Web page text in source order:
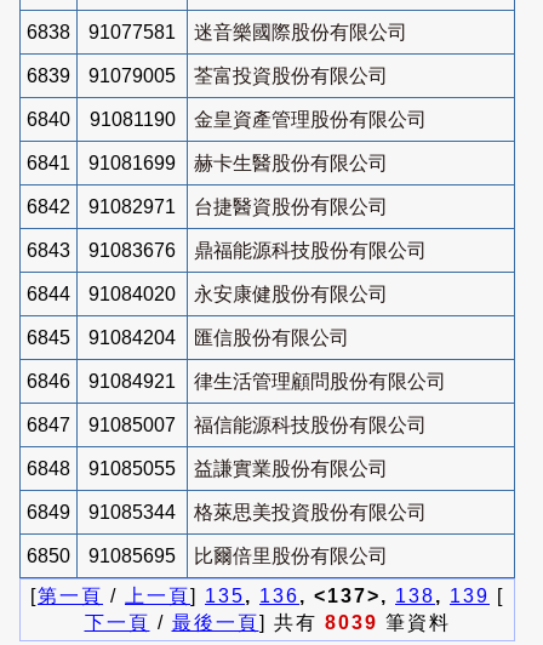
6838 91077581 迷音樂國際股份有限公司
6839 91079005 荃富投資股份有限公司
6840 91081190 金皇資產管理股份有限公司
6841 91081699 赫卡生醫股份有限公司
6842 91082971 台捷醫資股份有限公司
6843 91083676 鼎福能源科技股份有限公司
6844 91084020 永安康健股份有限公司
6845 91084204 匯信股份有限公司
6846 91084921 律生活管理顧問股份有限公司
6847 91085007 福信能源科技股份有限公司
6848 91085055 益謙實業股份有限公司
6849 91085344 格萊思美投資股份有限公司
6850 91085695
比爾倍里股份有限公司
[第一頁 / 上一頁] 135, 136, <137>, 138, 139 [
下一頁 / 最後一頁] 共有 8039 筆資料